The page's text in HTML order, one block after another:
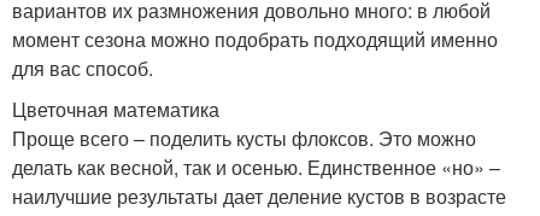
вариантов их размножения довольно много: в любой
момент сезона можно подобрать подходящий именно
для вас способ.
Цветочная математика
Проще всего – поделить кусты флоксов. Это можно
делать как весной, так и осенью. Единст­венное «но» –
наилучшие результаты дает деление кустов в возрасте